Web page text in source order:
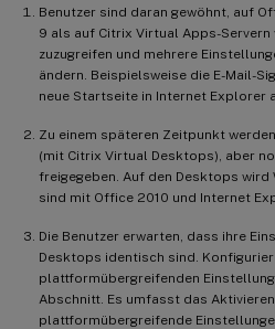
Benutzer sind daran gewöhnt, auf
9 als auf Citrix Virtual Apps-
zuzugreifen und mehrere
ändern. Beispielsweise die E-Mail-
neue Startseite in Internet Explorer
Zu einem späteren Zeitpunkt
(mit Citrix Virtual Desktops), aber
freigegeben. Auf den Desktops wird
sind mit Office 2010 und Internet
Die Benutzer erwarten, dass ihre
Desktops identisch sind.
plattformübergreifenden
Abschnitt. Es umfasst das
plattformübergreifende